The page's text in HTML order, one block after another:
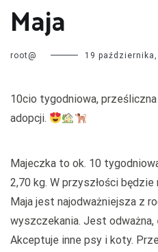
Maja
root@ 19
10cio tygodniowa,
adopcji.
Majeczka to ok. 10
2,70 kg. W przyszłości będzie
Maja jest najodważniejsza z
wyszczekania. Jest odważna,
Akceptuje inne psy i koty.